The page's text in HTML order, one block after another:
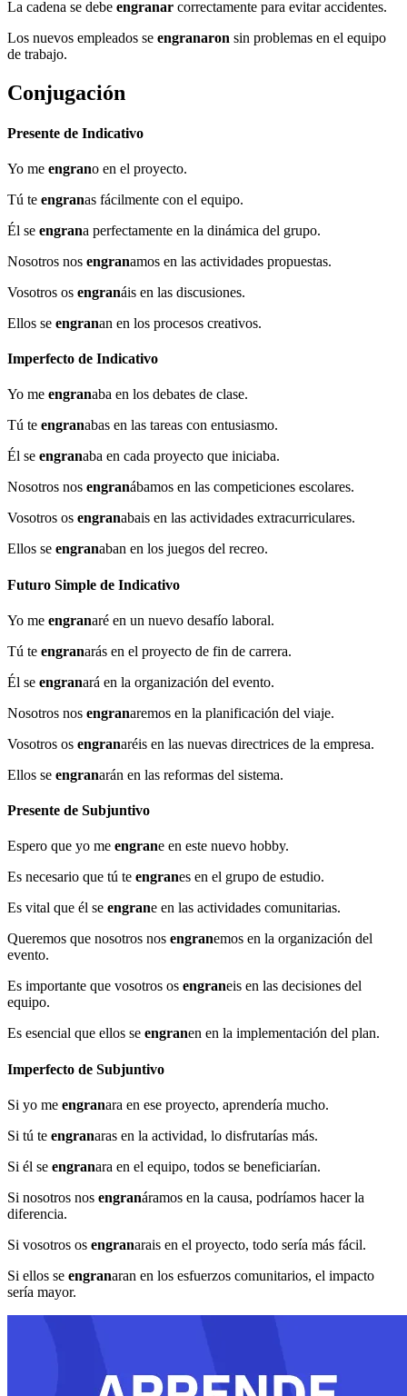
La cadena se debe engranar correctamente para evitar accidentes.
Los nuevos empleados se engranaron sin problemas en el equipo
de trabajo.
Conjugación
Presente de Indicativo
Yo me engrano en el proyecto.
Tú te engranas fácilmente con el equipo.
Él se engrana perfectamente en la dinámica del grupo.
Nosotros nos engranamos en las actividades propuestas.
Vosotros os engranáis en las discusiones.
Ellos se engranan en los procesos creativos.
Imperfecto de Indicativo
Yo me engranaba en los debates de clase.
Tú te engranabas en las tareas con entusiasmo.
Él se engranaba en cada proyecto que iniciaba.
Nosotros nos engranábamos en las competiciones escolares.
Vosotros os engranabais en las actividades extracurriculares.
Ellos se engranaban en los juegos del recreo.
Futuro Simple de Indicativo
Yo me engranaré en un nuevo desafío laboral.
Tú te engranarás en el proyecto de fin de carrera.
Él se engranará en la organización del evento.
Nosotros nos engranaremos en la planificación del viaje.
Vosotros os engranaréis en las nuevas directrices de la empresa.
Ellos se engranarán en las reformas del sistema.
Presente de Subjuntivo
Espero que yo me engrane en este nuevo hobby.
Es necesario que tú te engranes en el grupo de estudio.
Es vital que él se engrane en las actividades comunitarias.
Queremos que nosotros nos engranemos en la organización del
evento.
Es importante que vosotros os engraneis en las decisiones del
equipo.
Es esencial que ellos se engranen en la implementación del plan.
Imperfecto de Subjuntivo
Si yo me engranara en ese proyecto, aprendería mucho.
Si tú te engranaras en la actividad, lo disfrutarías más.
Si él se engranara en el equipo, todos se beneficiarían.
Si nosotros nos engranáramos en la causa, podríamos hacer la
diferencia.
Si vosotros os engranarais en el proyecto, todo sería más fácil.
Si ellos se engranaran en los esfuerzos comunitarios, el impacto
sería mayor.